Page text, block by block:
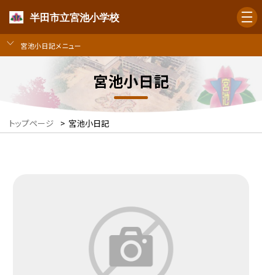
半田市立宮池小学校
宮池小日記メニュー
宮池小日記
トップページ > 宮池小日記